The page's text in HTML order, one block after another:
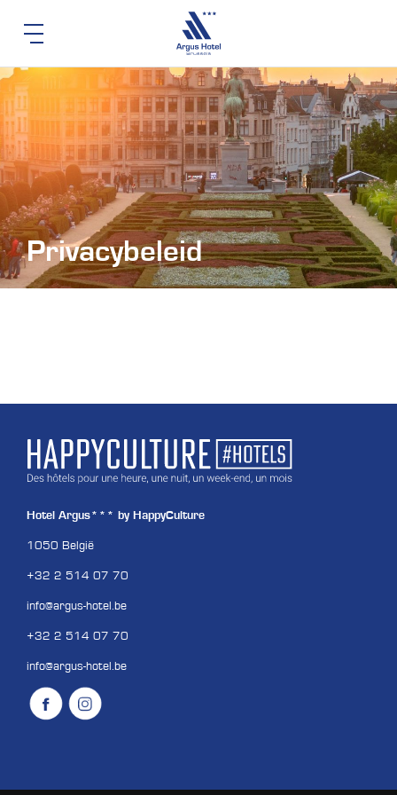
Privacybeleid
Hotel Argus*** by HappyCulture
1050 België
+32 2 514 07 70
info@argus-hotel.be
+32 2 514 07 70
info@argus-hotel.be